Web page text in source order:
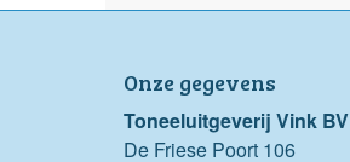
Onze gegevens
Toneeluitgeverij Vink BV
De Friese Poort 106